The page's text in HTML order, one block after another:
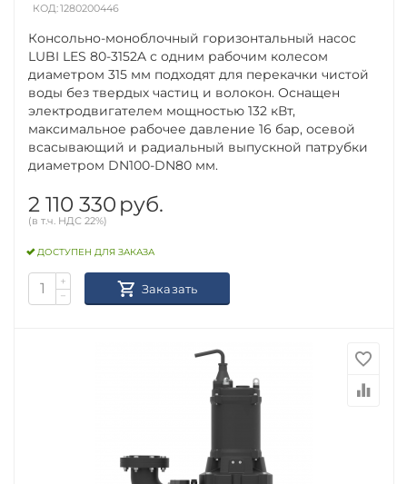
КОД:1280200446
Консольно-моноблочный горизонтальный насос
LUBI LES 80-3152A с одним рабочим колесом
диаметром 315 мм подходят для перекачки чистой
воды без твердых частиц и волокон. Оснащен
электродвигателем мощностью 132 кВт,
максимальное рабочее давление 16 бар, осевой
всасывающий и радиальный выпускной патрубки
диаметром DN100-DN80 мм.
2 110 330 руб.
(в т.ч. НДС 22%)
ДОСТУПЕН ДЛЯ ЗАКАЗА
+
−
Заказать